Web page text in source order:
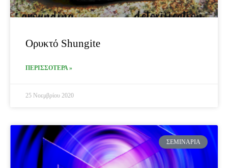
Ορυκτό Shungite
ΠΕΡΙΣΣΟΤΕΡΑ »
25 Νοεμβρίου 2020
ΣΕΜΙΝΆΡΙΑ